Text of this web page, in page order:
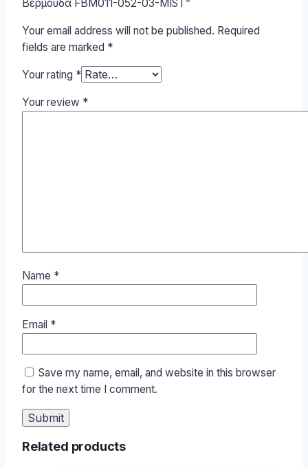
Βερμούδα FBM011-052-03-MIST”
Your email address will not be published. Required
fields are marked *
Your rating *
Your review *
Name *
Email *
Save my name, email, and website in this browser
for the next time I comment.
Related products